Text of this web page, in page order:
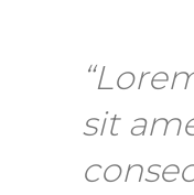
sit